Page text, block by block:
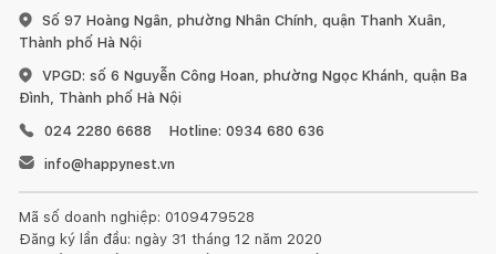
Số 97 Hoàng Ngân, phường Nhân Chính, quận Thanh Xuân,
Thành phố Hà Nội
VPGD: số 6 Nguyễn Công Hoan, phường Ngọc Khánh, quận Ba
Đình, Thành phố Hà Nội
024 2280 6688
Hotline: 0934 680 636
info@happynest.vn
Mã số doanh nghiệp: 0109479528
Đăng ký lần đầu: ngày 31 tháng 12 năm 2020